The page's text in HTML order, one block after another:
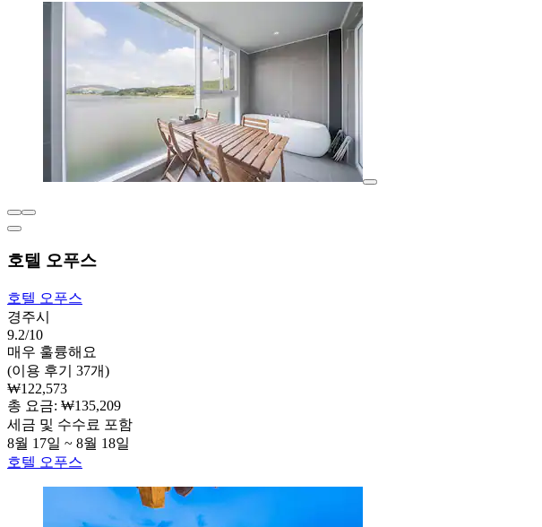
호텔 오푸스
호텔 오푸스
경주시
9.2/10
매우 훌륭해요
(이용 후기 37개)
₩122,573
총 요금: ₩135,209
세금 및 수수료 포함
8월 17일 ~ 8월 18일
호텔 오푸스